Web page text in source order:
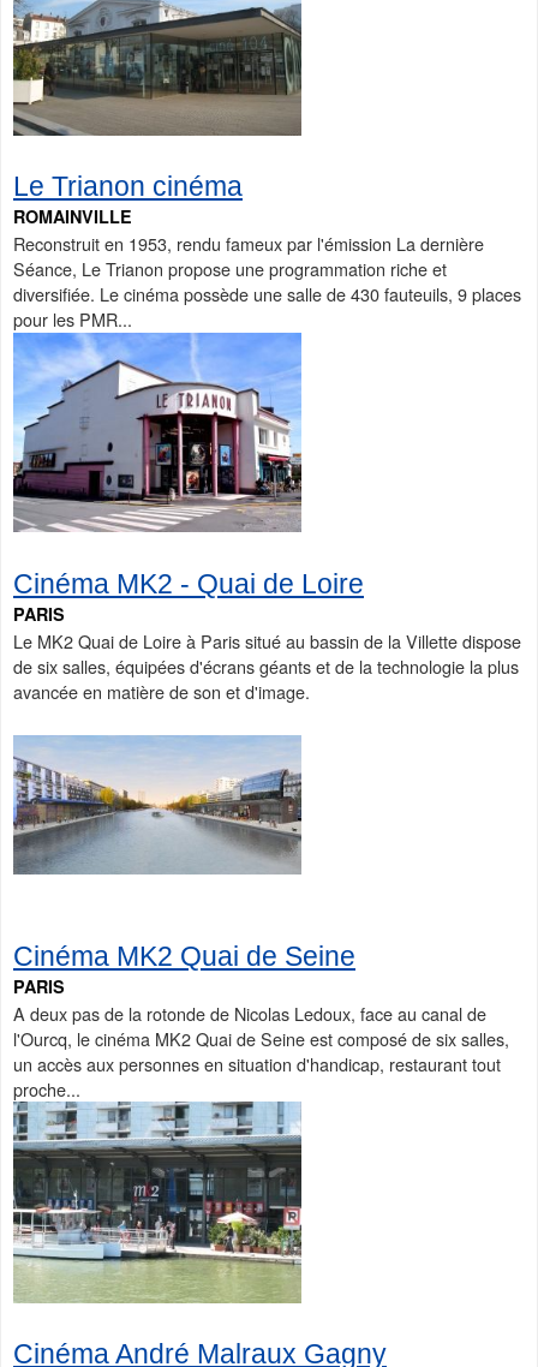
Le Trianon cinéma
ROMAINVILLE
Reconstruit en 1953, rendu fameux par l'émission La dernière
Séance, Le Trianon propose une programmation riche et
diversifiée. Le cinéma possède une salle de 430 fauteuils, 9 places
pour les PMR...
Cinéma MK2 - Quai de Loire
PARIS
Le MK2 Quai de Loire à Paris situé au bassin de la Villette dispose
de six salles, équipées d'écrans géants et de la technologie la plus
avancée en matière de son et d'image.
Cinéma MK2 Quai de Seine
PARIS
A deux pas de la rotonde de Nicolas Ledoux, face au canal de
l'Ourcq, le cinéma MK2 Quai de Seine est composé de six salles,
un accès aux personnes en situation d'handicap, restaurant tout
proche...
Cinéma André Malraux Gagny